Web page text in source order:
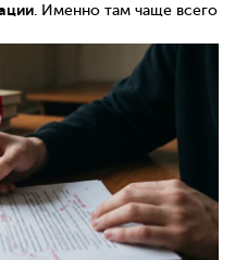
. Именно там чаще всего